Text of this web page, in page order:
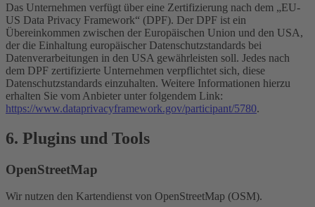
Das Unternehmen verfügt über eine Zertifizierung nach dem „EU-
US Data Privacy Framework“ (DPF). Der DPF ist ein
Übereinkommen zwischen der Europäischen Union und den USA,
der die Einhaltung europäischer Datenschutzstandards bei
Datenverarbeitungen in den USA gewährleisten soll. Jedes nach
dem DPF zertifizierte Unternehmen verpflichtet sich, diese
Datenschutzstandards einzuhalten. Weitere Informationen hierzu
erhalten Sie vom Anbieter unter folgendem Link:
https://www.dataprivacyframework.gov/participant/5780.
6. Plugins und Tools
OpenStreetMap
Wir nutzen den Kartendienst von OpenStreetMap (OSM).